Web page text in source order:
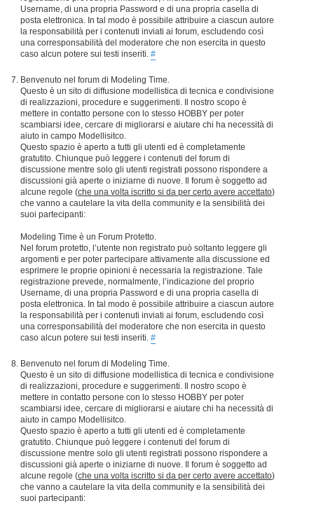
Username, di una propria Password e di una propria casella di
posta elettronica. In tal modo è possibile attribuire a ciascun autore
la responsabilità per i contenuti inviati ai forum, escludendo così
una corresponsabilità del moderatore che non esercita in questo
caso alcun potere sui testi inseriti. #
Benvenuto nel forum di Modeling Time.
Questo è un sito di diffusione modellistica di tecnica e condivisione
di realizzazioni, procedure e suggerimenti. Il nostro scopo è
mettere in contatto persone con lo stesso HOBBY per poter
scambiarsi idee, cercare di migliorarsi e aiutare chi ha necessità di
aiuto in campo Modellisitco.
Questo spazio è aperto a tutti gli utenti ed è completamente
gratutito. Chiunque può leggere i contenuti del forum di
discussione mentre solo gli utenti registrati possono rispondere a
discussioni già aperte o iniziarne di nuove. Il forum è soggetto ad
alcune regole (che una volta iscritto si da per certo avere accettato)
che vanno a cautelare la vita della community e la sensibilità dei
suoi partecipanti:
Modeling Time è un Forum Protetto.
Nel forum protetto, l’utente non registrato può soltanto leggere gli
argomenti e per poter partecipare attivamente alla discussione ed
esprimere le proprie opinioni è necessaria la registrazione. Tale
registrazione prevede, normalmente, l’indicazione del proprio
Username, di una propria Password e di una propria casella di
posta elettronica. In tal modo è possibile attribuire a ciascun autore
la responsabilità per i contenuti inviati ai forum, escludendo così
una corresponsabilità del moderatore che non esercita in questo
caso alcun potere sui testi inseriti. #
Benvenuto nel forum di Modeling Time.
Questo è un sito di diffusione modellistica di tecnica e condivisione
di realizzazioni, procedure e suggerimenti. Il nostro scopo è
mettere in contatto persone con lo stesso HOBBY per poter
scambiarsi idee, cercare di migliorarsi e aiutare chi ha necessità di
aiuto in campo Modellisitco.
Questo spazio è aperto a tutti gli utenti ed è completamente
gratutito. Chiunque può leggere i contenuti del forum di
discussione mentre solo gli utenti registrati possono rispondere a
discussioni già aperte o iniziarne di nuove. Il forum è soggetto ad
alcune regole (che una volta iscritto si da per certo avere accettato)
che vanno a cautelare la vita della community e la sensibilità dei
suoi partecipanti: